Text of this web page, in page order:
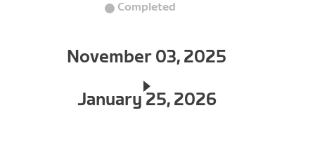
Completed
November 03, 2025
January 25, 2026